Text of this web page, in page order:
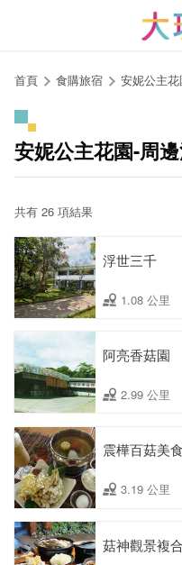
首頁 食購旅宿 安妮公主花
安妮公主花園-周
共有 26 項結果
浮世三千
1.08 公里
阿亮香菇園
2.99 公里
震樺百菇美
3.19 公里
菇神觀景複